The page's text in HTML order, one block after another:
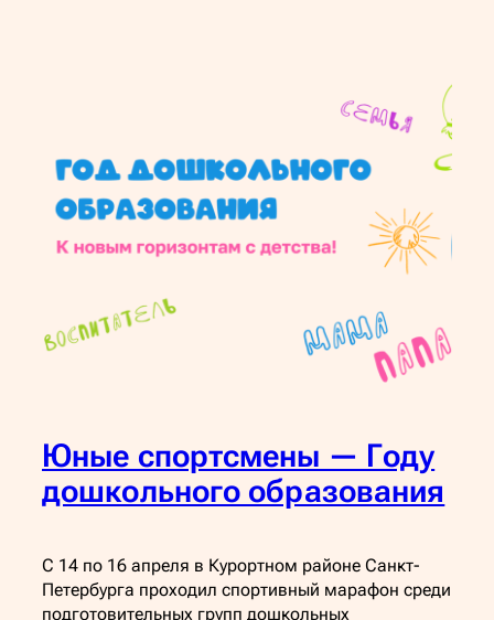
Юные спортсмены — Году
дошкольного образования
С 14 по 16 апреля в Курортном районе Санкт-
Петербурга проходил спортивный марафон среди
подготовительных групп дошкольных